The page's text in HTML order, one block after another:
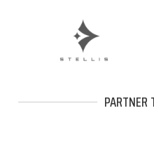
PARTNER